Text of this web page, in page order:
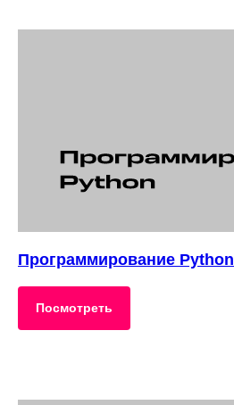
Программирование Python
Посмотреть